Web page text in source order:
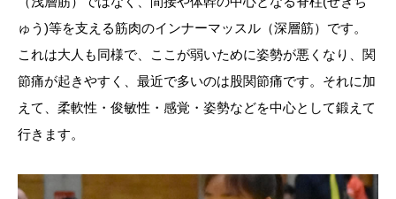
ゅう)等を支える筋肉のインナーマッスル（深層筋）です。
これは大人も同様で、ここが弱いために姿勢が悪くなり、関
節痛が起きやすく、最近で多いのは股関節痛です。それに加
えて、柔軟性・俊敏性・感覚・姿勢などを中心として鍛えて
行きます。